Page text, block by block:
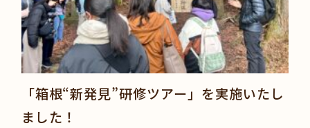
「箱根“新発見”研修ツアー」を実施いたし
ました！